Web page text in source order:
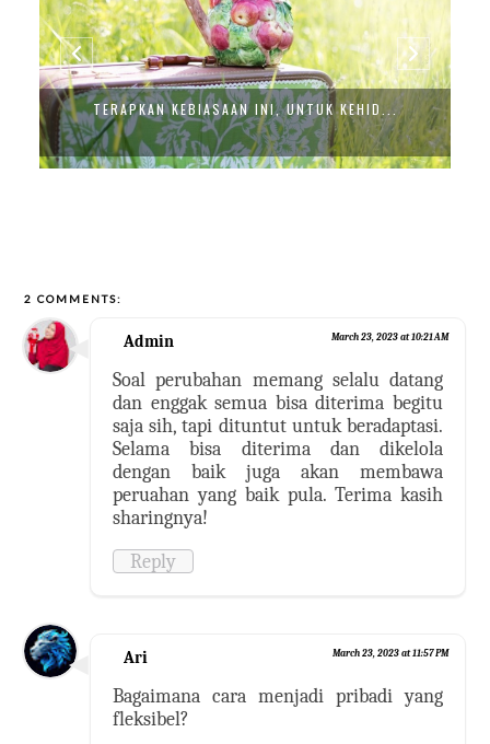
TERAPKAN KEBIASAAN INI, UNTUK KEHID...
2 COMMENTS:
Admin March 23, 2023 at 10:21 AM
Soal perubahan memang selalu datang
dan enggak semua bisa diterima begitu
saja sih, tapi dituntut untuk beradaptasi.
Selama bisa diterima dan dikelola
dengan baik juga akan membawa
peruahan yang baik pula. Terima kasih
sharingnya!
Reply
Ari March 23, 2023 at 11:57 PM
Bagaimana cara menjadi pribadi yang
fleksibel?